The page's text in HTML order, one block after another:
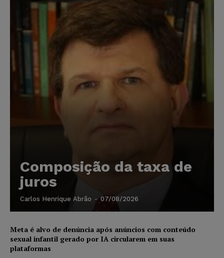
Composição da taxa de
juros
Carlos Henrique Abrão - 07/08/2026
Meta é alvo de denúncia após anúncios com conteúdo
sexual infantil gerado por IA circularem em suas
plataformas